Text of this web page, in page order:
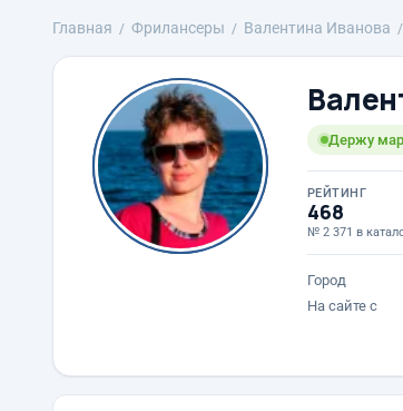
Главная Фрилансеры Валентина Иванова
Держу
РЕЙТИНГ
468
№ 2 371 в
Город
На сайте с